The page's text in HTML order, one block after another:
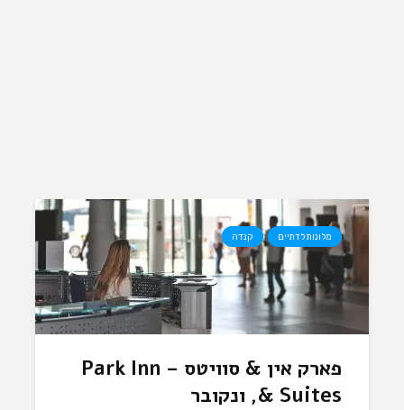
מלונות לדתיים קנדה
פארק אין & סוויטס – Park Inn
& Suites, ונקובר